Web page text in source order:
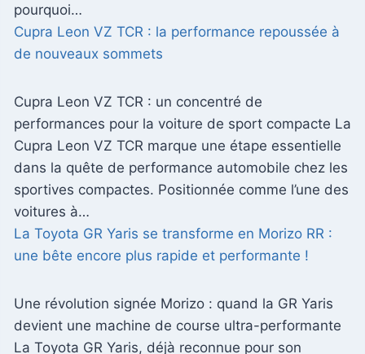
pourquoi…
Cupra Leon VZ TCR : la performance repoussée à
de nouveaux sommets
Cupra Leon VZ TCR : un concentré de
performances pour la voiture de sport compacte La
Cupra Leon VZ TCR marque une étape essentielle
dans la quête de performance automobile chez les
sportives compactes. Positionnée comme l’une des
voitures à…
La Toyota GR Yaris se transforme en Morizo RR :
une bête encore plus rapide et performante !
Une révolution signée Morizo : quand la GR Yaris
devient une machine de course ultra-performante
La Toyota GR Yaris, déjà reconnue pour son